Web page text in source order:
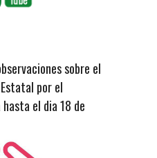
sobre el
por el
el dia 18 de